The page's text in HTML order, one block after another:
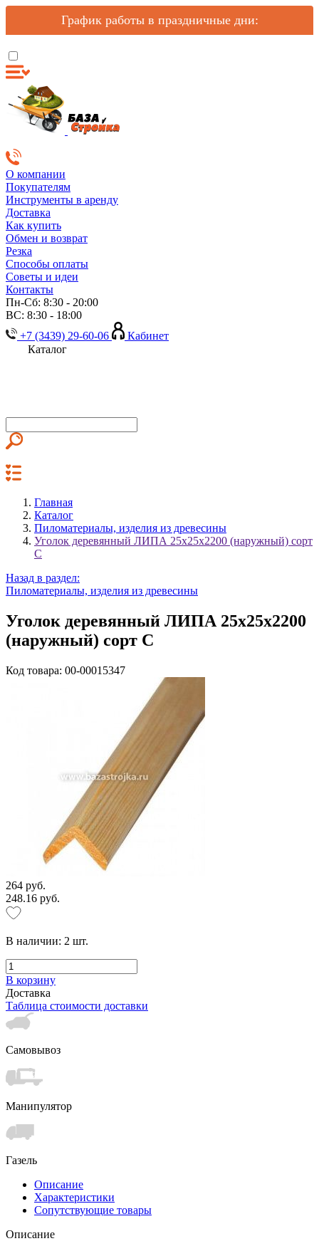
График работы в праздничные дни:
О компании
Покупателям
Инструменты в аренду
Доставка
Как купить
Обмен и возврат
Резка
Способы оплаты
Советы и идеи
Контакты
Пн-Сб: 8:30 - 20:00
ВС: 8:30 - 18:00
+7 (3439) 29-60-06
Кабинет
Каталог
Главная
Каталог
Пиломатериалы, изделия из древесины
Уголок деревянный ЛИПА 25х25х2200 (наружный) сорт
С
Назад в раздел:
Пиломатериалы, изделия из древесины
Уголок деревянный ЛИПА 25х25х2200
(наружный) сорт С
Код товара: 00-00015347
264 руб.
248.16 руб.
В наличии: 2 шт.
В корзину
Доставка
Таблица стоимости доставки
Самовывоз
Манипулятор
Газель
Описание
Характеристики
Сопутствующие товары
Описание